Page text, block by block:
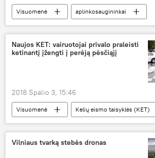
Visuomenė
aplinkosaugininkai
pranešimai
gyventojai
Naujos KET: vairuotojai privalo praleisti
ketinantį įžengti į perėją pėsčiąjį
2018 Spalio 3, 15:46
Visuomenė
Kelių eismo taisyklės (KET)
pėstieji
vairuotojai
mobilieji telefonai
Vilniaus tvarką stebės dronas